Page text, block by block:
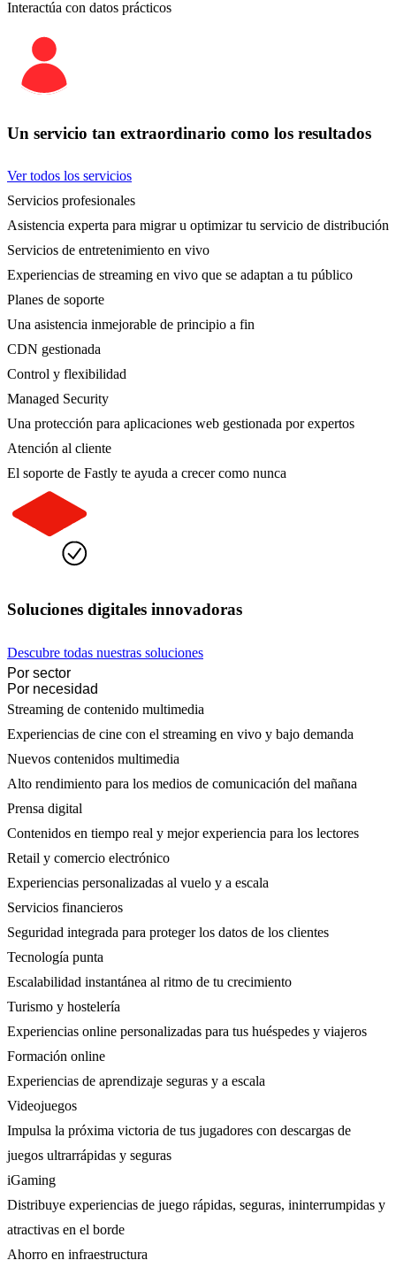
Interactúa con datos prácticos
Un servicio tan extraordinario como los resultados
Ver todos los servicios
Servicios profesionales
Asistencia experta para migrar u optimizar tu servicio de distribución
Servicios de entretenimiento en vivo
Experiencias de streaming en vivo que se adaptan a tu público
Planes de soporte
Una asistencia inmejorable de principio a fin
CDN gestionada
Control y flexibilidad
Managed Security
Una protección para aplicaciones web gestionada por expertos
Atención al cliente
El soporte de Fastly te ayuda a crecer como nunca
Soluciones digitales innovadoras
Descubre todas nuestras soluciones
Por sector
Por necesidad
Streaming de contenido multimedia
Experiencias de cine con el streaming en vivo y bajo demanda
Nuevos contenidos multimedia
Alto rendimiento para los medios de comunicación del mañana
Prensa digital
Contenidos en tiempo real y mejor experiencia para los lectores
Retail y comercio electrónico
Experiencias personalizadas al vuelo y a escala
Servicios financieros
Seguridad integrada para proteger los datos de los clientes
Tecnología punta
Escalabilidad instantánea al ritmo de tu crecimiento
Turismo y hostelería
Experiencias online personalizadas para tus huéspedes y viajeros
Formación online
Experiencias de aprendizaje seguras y a escala
Videojuegos
Impulsa la próxima victoria de tus jugadores con descargas de
juegos ultrarrápidas y seguras
iGaming
Distribuye experiencias de juego rápidas, seguras, ininterrumpidas y
atractivas en el borde
Ahorro en infraestructura